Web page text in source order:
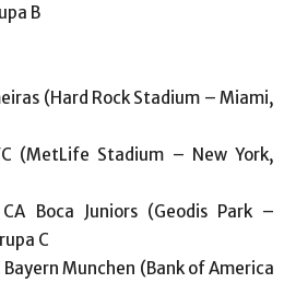
B
(Hard Rock Stadium – Miami,
(MetLife Stadium – New York,
Boca Juniors (Geodis Park –
C
Bayern Munchen (Bank of America